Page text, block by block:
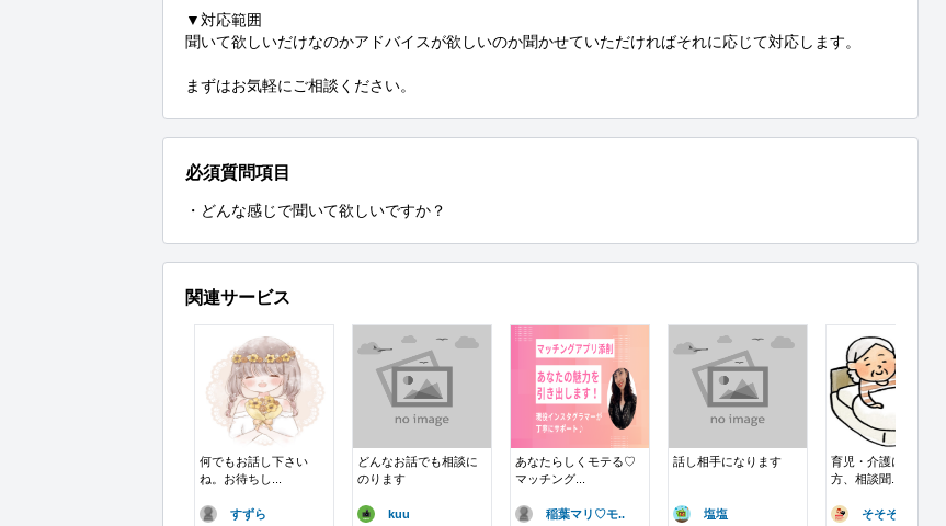
▼対応範囲
聞いて欲しいだけなのかアドバイスが欲しいのか聞かせていただければそれに応じて対応します。
まずはお気軽にご相談ください。
必須質問項目
・どんな感じで聞いて欲しいですか？
関連サービス
何でもお話し下さい
ね。お待ちし...
すずら
どんなお話でも相談に
のります
kuu
あなたらしくモテる♡
マッチング...
稲葉マリ♡モ..
話し相手になります
塩塩
育児・介護にお疲れの
方、相談聞...
そそそそそ